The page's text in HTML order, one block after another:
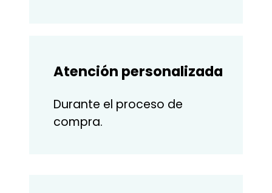
Atención personalizada
Durante el proceso de
compra.